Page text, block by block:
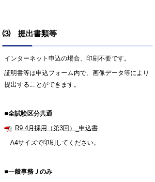
⑶ 提出書類等
インターネット申込の場合、印刷不要です。
証明書等は申込フォーム内で、画像データ等により
提出することができます。
■全試験区分共通
R9.4月採用（第3回）_申込書
A4サイズで印刷してください。
■一般事務Ｊのみ